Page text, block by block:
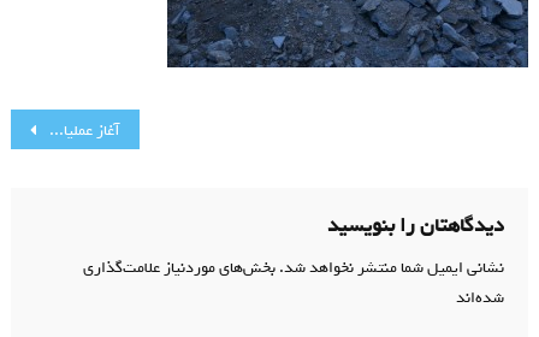
آغاز عملیات اجرایی بنای مزار شهدای گمنام مسجد از نگاه تصاویر(1)
دیدگاهتان را بنویسید
نشانی ایمیل شما منتشر نخواهد شد.بخش‌های موردنیاز علامت‌گذاری
شده‌اند